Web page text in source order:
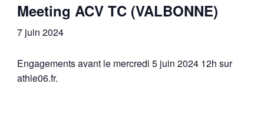
Meeting ACV TC (VALBONNE)
7 juin 2024
Engagements avant le mercredi 5 juin 2024 12h sur
athle06.fr.